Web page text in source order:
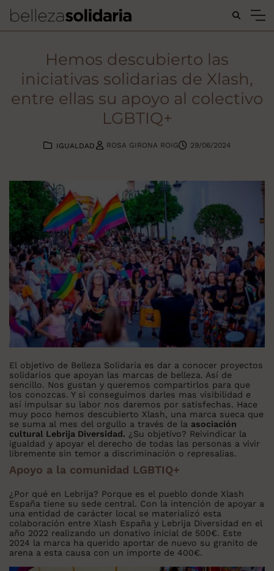
Buscar...
Hemos descubierto las
iniciativas solidarias de Xlash,
entre ellas su apoyo al colectivo
LGBTIQ+
IGUALDAD ROSA GIRONA ROIG 29/06/2024
El objetivo de Belleza Solidaria es dar a conocer proyectos
solidarios que apoyan las marcas de belleza. Así de
sencillo. Nos gustan y queremos compartirlos para que
los conozcas. Y si conseguimos darles mas visibilidad e
así impulsar su labor nos daremos por satisfechas. Hace
muy poco hemos descubierto Xlash, una marca sueca que
se suma al mes del orgullo a través de la asociación
cultural Lebrija Diversidad. ¿Su objetivo? Reivindicar la
igualdad y apoyar el derecho de todas las personas a vivir
libremente sin temor a discriminación o represalias.
Apoyo a la comunidad LGBTIQ+
¿Por qué en Lebrija? Porque es el pueblo donde Xlash
España tiene su sede central. Con la intención de apoyar a
una entidad de carácter local se materializó esta
colaboración entre Xlash España y Lebrija Diversidad en el
año 2022 realizando un donativo inicial de 500€. Este
2024 la marca ha querido aportar de nuevo su granito de
arena a esta causa con un importe de 400€.